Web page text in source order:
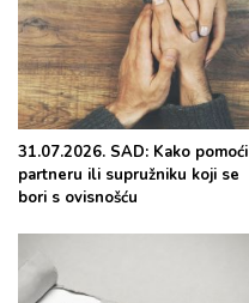
31.07.2026. SAD: Kako pomoći
partneru ili supružniku koji se
bori s ovisnošću